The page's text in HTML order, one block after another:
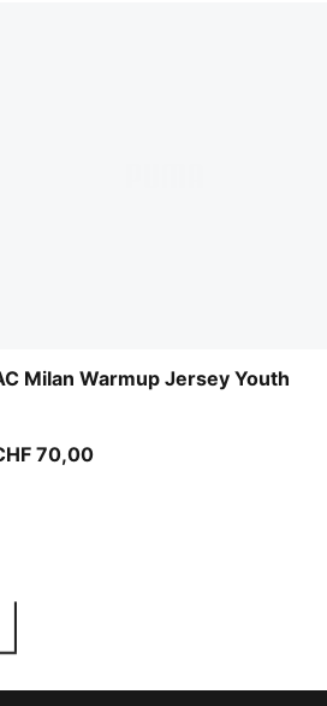
Milan Warmup Jersey Youth
70,00